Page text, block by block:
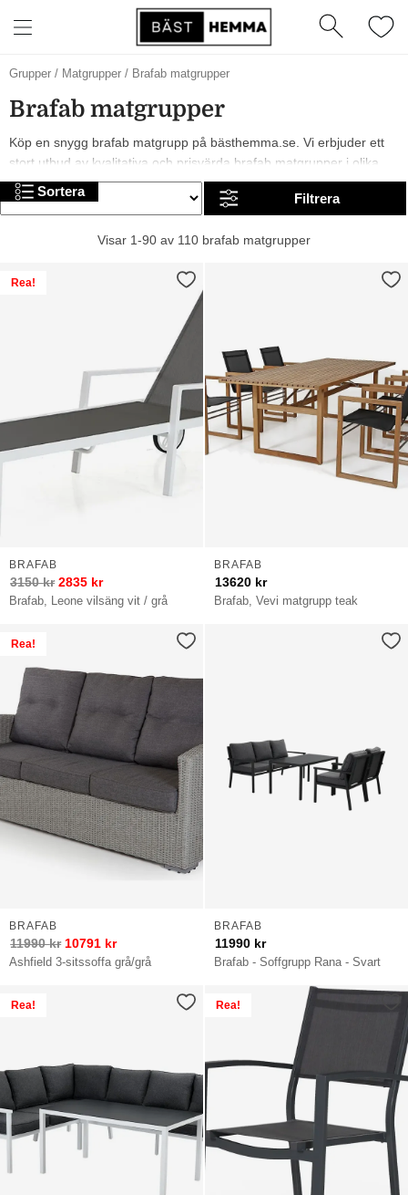
Grupper / Matgrupper / Brafab matgrupper
Brafab matgrupper
Köp en snygg brafab matgrupp på bästhemma.se. Vi erbjuder ett
stort utbud av kvalitativa och prisvärda brafab matgrupper i olika
modeller, från märken som och Brafab. År 2026 är det trendigt med
gråa, vita och svarta brafab matgrupper. I sortimentet finns allt från
Sortera Filtrera
Visar 1-90 av 110 brafab matgrupper
Rea!
Brafab, Leone vilsäng vit / grå
BRAFAB
3150kr 2835 kr
Brafab, Vevi matgrupp teak
BRAFAB
13620 kr
Rea!
Ashfield 3-sitssoffa grå/grå
BRAFAB
11990kr 10791 kr
Brafab - Soffgrupp Rana - Svart
BRAFAB
11990 kr
Rea! Rea!